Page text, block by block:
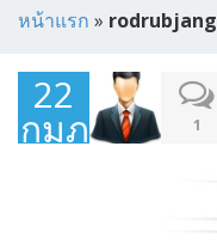
หน้าแรก » rodrubjang
22
กุมภาพันธ์ 1